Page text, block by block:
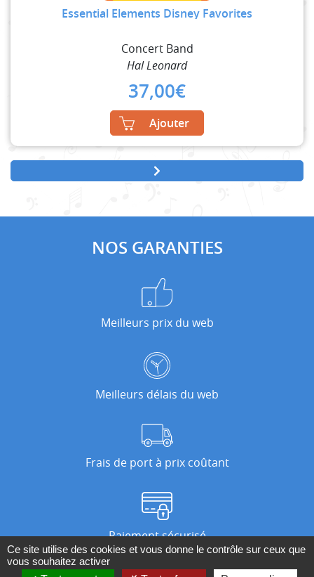
Essential Elements Disney Favorites
Concert Band
Hal Leonard
37,00€
Ajouter
NOS GARANTIES
Meilleurs prix du web
Meilleurs délais du web
Frais de port à prix coûtant
Paiement sécurisé
Ce site utilise des cookies et vous donne le contrôle sur ceux que
vous souhaitez activer